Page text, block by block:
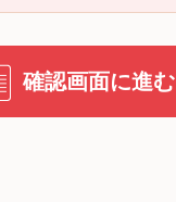
確認画面に進む